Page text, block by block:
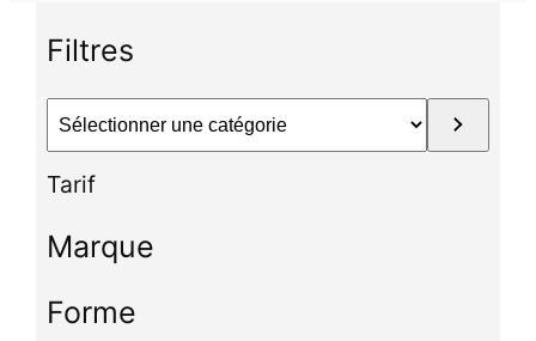
Filtres
e
t
o
Tarif
Marque
Forme